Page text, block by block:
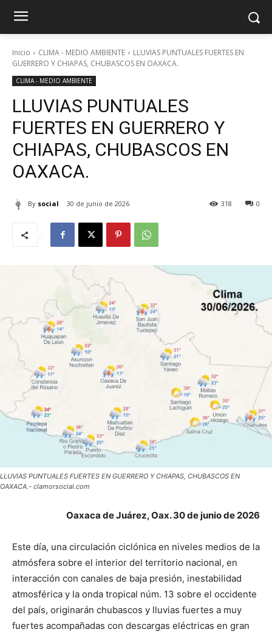
Inicio CLIMA - MEDIO AMBIENTE
LLUVIAS PUNTUALES FUERTES EN
GUERRERO Y CHIAPAS, CHUBASCOS EN OAXACA.
CLIMA - MEDIO AMBIENTE
LLUVIAS PUNTUALES
FUERTES EN GUERRERO Y
CHIAPAS, CHUBASCOS EN
OAXACA.
By social 30 de junio de 2026 0
318
LLUVIAS PUNTUALES FUERTES EN GUERRERO Y CHIAPAS, CHUBASCOS EN
OAXACA.- clamorsocial.com
Oaxaca de Juárez, Oax. 30 de junio de 2026
Este día, una circulación ciclónica en niveles medios de la
atmósfera sobre el interior del territorio nacional, en
interacción con canales de baja presión, inestabilidad
atmosférica y la onda tropical núm. 13 sobre el occidente
del país, originarán chubascos y lluvias fuertes a muy
fuertes acompañadas con descargas eléctricas en gran